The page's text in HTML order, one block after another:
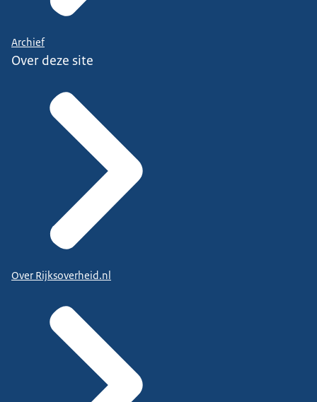
Archief
Over deze site
Over Rijksoverheid.nl